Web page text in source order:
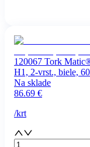
120067 Tork
H1, 2-vrst., biele,
Na sklade
86.69 €
/krt